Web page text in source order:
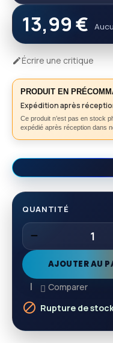
13,99 €
Écrire une critique
PRODUIT EN
Expédition après
Ce produit n’est pas en stock
expédié après réception dans
QUANTITÉ
AJOUTER AU
Comparer
 Rupture de